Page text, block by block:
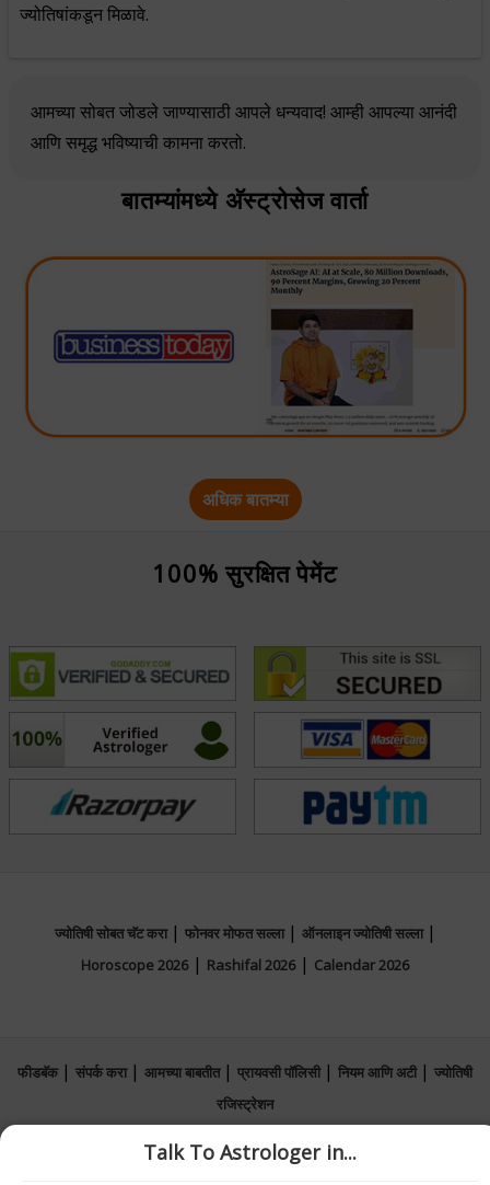
ज्योतिषांकडून मिळावे.
आमच्या सोबत जोडले जाण्यासाठी आपले धन्यवाद! आम्ही आपल्या आनंदी
आणि समृद्ध भविष्याची कामना करतो.
बातम्यांमध्ये अ‍ॅस्ट्रोसेज वार्ता
अधिक बातम्या
100% सुरक्षित पेमेंट
ज्योतिषी सोबत चॅट करा | फोनवर मोफत सल्ला | ऑनलाइन ज्योतिषी सल्ला |
Horoscope 2026| Rashifal 2026| Calendar 2026
फीडबॅक | संपर्क करा | आमच्या बाबतीत | प्रायवसी पॉलिसी | नियम आणि अटी | ज्योतिषी
रजिस्ट्रेशन
© All copyrights reserved 2026AstroSage.com
Talk To Astrologer in...